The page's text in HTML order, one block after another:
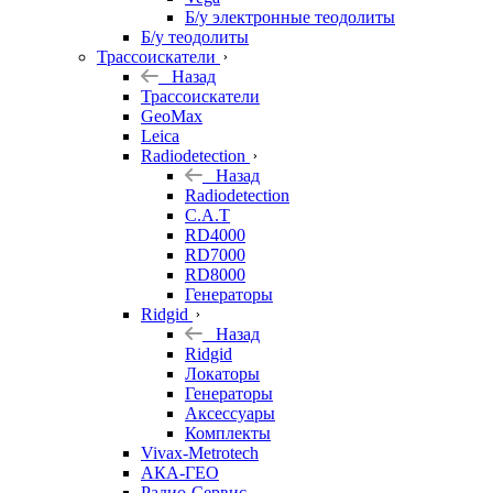
Б/у электронные теодолиты
Б/у теодолиты
Трассоискатели
Назад
Трассоискатели
GeoMax
Leica
Radiodetection
Назад
Radiodetection
C.A.T
RD4000
RD7000
RD8000
Генераторы
Ridgid
Назад
Ridgid
Локаторы
Генераторы
Аксессуары
Комплекты
Vivax-Metrotech
АКА-ГЕО